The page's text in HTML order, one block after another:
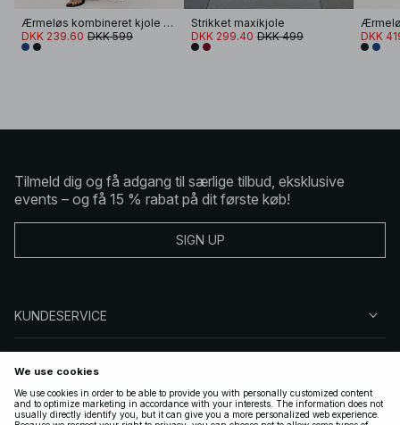
Ærmeløs kombineret kjole med strik
DKK 239.60 DKK 599
Strikket maxikjole
DKK 299.40 DKK 499 DKK
Tilmeld dig og få adgang til særlige tilbud, eksklusive
events – og få 15 % rabat på dit første køb!
SIGN UP
KUNDESERVICE
FØLG OS